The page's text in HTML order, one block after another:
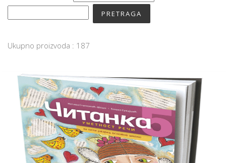
Ukupno proizvoda : 187